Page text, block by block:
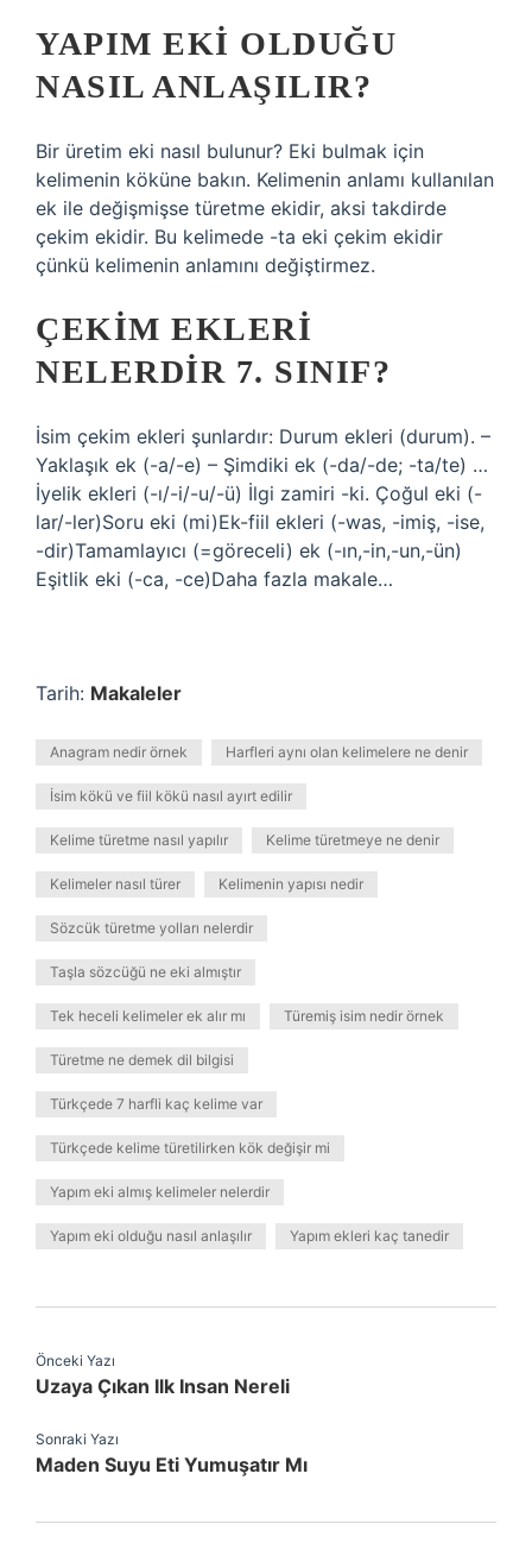
YAPIM EKI OLDUĞU
NASIL ANLAŞILIR?
Bir üretim eki nasıl bulunur? Eki bulmak için
kelimenin köküne bakın. Kelimenin anlamı kullanılan
ek ile değişmişse türetme ekidir, aksi takdirde
çekim ekidir. Bu kelimede -ta eki çekim ekidir
çünkü kelimenin anlamını değiştirmez.
ÇEKIM EKLERI
NELERDIR 7. SINIF?
İsim çekim ekleri şunlardır: Durum ekleri (durum). –
Yaklaşık ek (-a/-e) – Şimdiki ek (-da/-de; -ta/te) …
İyelik ekleri (-ı/-i/-u/-ü) İlgi zamiri -ki. Çoğul eki (-
lar/-ler)Soru eki (mi)Ek-fiil ekleri (-was, -imiş, -ise,
-dir)Tamamlayıcı (=göreceli) ek (-ın,-in,-un,-ün)
Eşitlik eki (-ca, -ce)Daha fazla makale…
Tarih: Makaleler
Anagram nedir örnek Harfleri aynı olan kelimelere ne denir
İsim kökü ve fiil kökü nasıl ayırt edilir
Kelime türetme nasıl yapılır Kelime türetmeye ne denir
Kelimeler nasıl türer Kelimenin yapısı nedir
Sözcük türetme yolları nelerdir
Taşla sözcüğü ne eki almıştır
Tek heceli kelimeler ek alır mı Türemiş isim nedir örnek
Türetme ne demek dil bilgisi
Türkçede 7 harfli kaç kelime var
Türkçede kelime türetilirken kök değişir mi
Yapım eki almış kelimeler nelerdir
Yapım eki olduğu nasıl anlaşılır Yapım ekleri kaç tanedir
Önceki Yazı
Uzaya Çıkan Ilk Insan Nereli
Sonraki Yazı
Maden Suyu Eti Yumuşatır Mı